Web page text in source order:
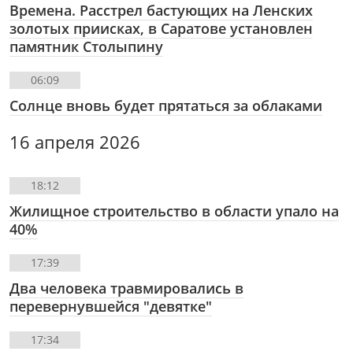
Времена. Расстрел бастующих на Ленских
золотых приисках, в Саратове установлен
памятник Столыпину
06:09
Солнце вновь будет прятаться за облаками
16 апреля 2026
18:12
Жилищное строительство в области упало на
40%
17:39
Два человека травмировались в
перевернувшейся "девятке"
17:34